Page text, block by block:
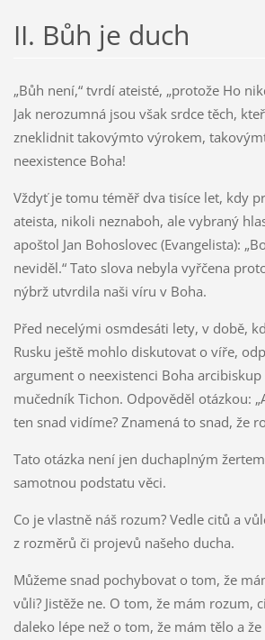
II. Bůh je duch
„Bůh není,“ tvrdí ateisté, „protože Ho
Jak nerozumná jsou však srdce těch,
zneklidnit takovýmto výrokem,
neexistence Boha!
Vždyť je tomu téměř dva tisíce let, kdy
ateista, nikoli neznaboh, ale vybraný
apoštol Jan Bohoslovec (Evangelista):
neviděl.“ Tato slova nebyla vyřčena
nýbrž utvrdila naši víru v Boha.
Před necelými osmdesáti lety, v době,
Rusku ještě mohlo diskutovat o víře,
argument o neexistenci Boha arcibiskup
mučedník Tichon. Odpověděl otázkou:
ten snad vidíme? Znamená to snad, že
Tato otázka není jen duchaplným
samotnou podstatu věci.
Co je vlastně náš rozum? Vedle citů a
z rozměrů či projevů našeho ducha.
Můžeme snad pochybovat o tom, že
vůli? Jistěže ne. O tom, že mám rozum,
daleko lépe než o tom, že mám tělo a